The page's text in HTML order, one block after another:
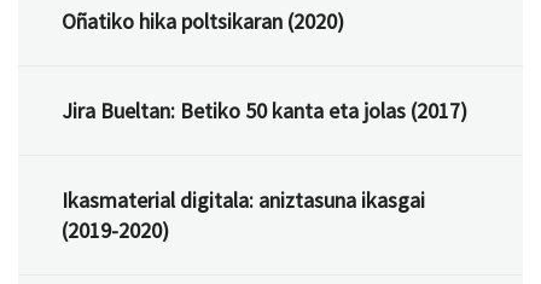
Oñatiko hika poltsikaran (2020)
Jira Bueltan: Betiko 50 kanta eta jolas (2017)
Ikasmaterial digitala: aniztasuna ikasgai
(2019-2020)